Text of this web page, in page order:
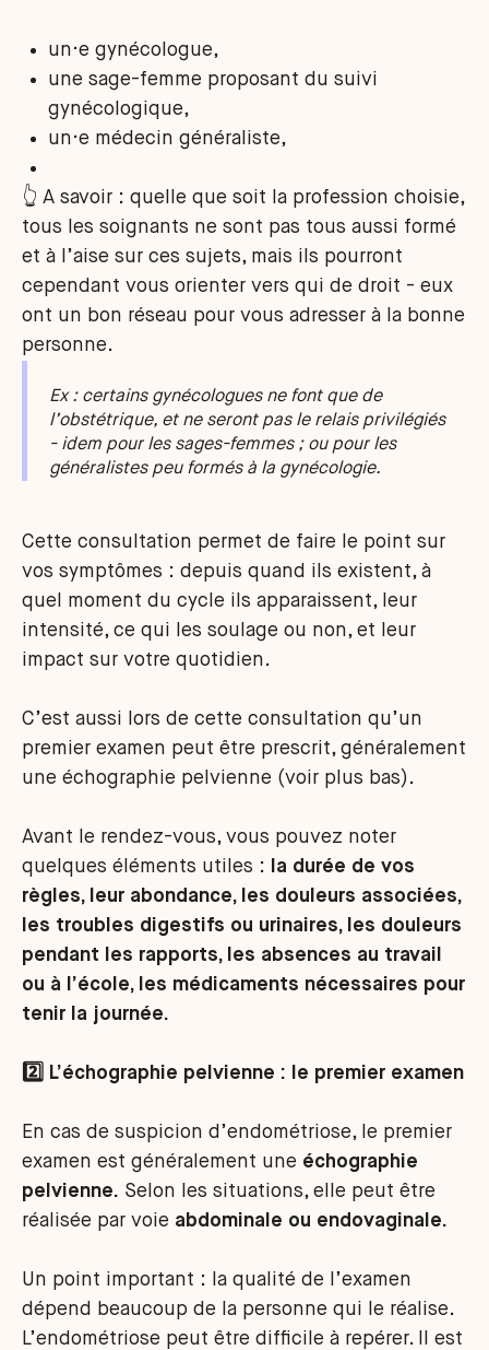
un·e gynécologue,
une sage-femme proposant du suivi
gynécologique,
un·e médecin généraliste,
👆 A savoir : quelle que soit la profession choisie,
tous les soignants ne sont pas tous aussi formé
et à l’aise sur ces sujets, mais ils pourront
cependant vous orienter vers qui de droit - eux
ont un bon réseau pour vous adresser à la bonne
personne.
Ex : certains gynécologues ne font que de
l’obstétrique, et ne seront pas le relais privilégiés
- idem pour les sages-femmes ; ou pour les
généralistes peu formés à la gynécologie.
Cette consultation permet de faire le point sur
vos symptômes : depuis quand ils existent, à
quel moment du cycle ils apparaissent, leur
intensité, ce qui les soulage ou non, et leur
impact sur votre quotidien.
C’est aussi lors de cette consultation qu’un
premier examen peut être prescrit, généralement
une échographie pelvienne (voir plus bas).
Avant le rendez-vous, vous pouvez noter
quelques éléments utiles :
la durée de vos
règles, leur abondance, les douleurs associées,
les troubles digestifs ou urinaires, les douleurs
pendant les rapports, les absences au travail
ou à l’école, les médicaments nécessaires pour
tenir la journée.
2️⃣ L’échographie pelvienne : le premier examen
En cas de suspicion d’endométriose, le premier
examen est généralement une échographie
pelvienne. Selon les situations, elle peut être
réalisée par voie abdominale ou endovaginale.
Un point important : la qualité de l’examen
dépend beaucoup de la personne qui le réalise.
L’endométriose peut être difficile à repérer. Il est